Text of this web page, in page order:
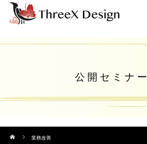
公 開 セ ミ ナ ー
業務改善